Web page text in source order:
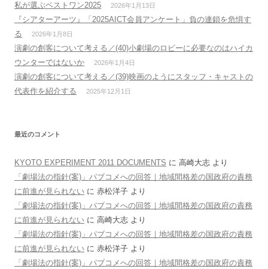
私が選ぶベストワン2025 2026年1月13日
『シアターアーツ』「2025AICT会員アンケート」負の連鎖を危惧す
る
2026年1月8日
演劇の創客について考える／(40)小劇場のロビーに必要なのはハイカ
ウンターではないか
2026年1月4日
演劇の創客について考える／(39)映画のようにスタッフ・キャストの
代表作を紹介する
2025年12月1日
最近のコメント
KYOTO EXPERIMENT 2011 DOCUMENTS に 高崎大志 より
「劇場法の指針(案)」パブコメへの回答｜地域間格差の国政府の責務
に前進が見られない に 赤松洋子 より
「劇場法の指針(案)」パブコメへの回答｜地域間格差の国政府の責務
に前進が見られない に 高崎大志 より
「劇場法の指針(案)」パブコメへの回答｜地域間格差の国政府の責務
に前進が見られない に 赤松洋子 より
「劇場法の指針(案)」パブコメへの回答｜地域間格差の国政府の責務